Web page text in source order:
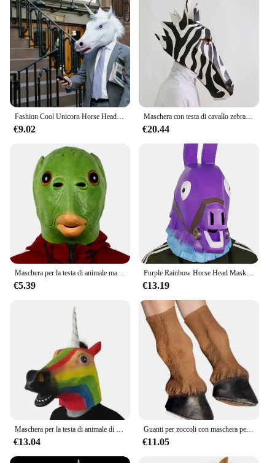
€9.02
Maschera con testa di cavallo zebrato per uomini e donne, stampo di carta 3D, modello animale, oggetti di scena cosplay di Halloween, abiti da festa, maschere artigianali fai-da-te
€20.44
€5.39
Purple Rainbow Horse Head Mask Costume Party Halloween spaventoso Horror Game Mask copricapo in lattice Spoof Props
€13.19
€13.04
Guanti per zoccoli con maschera per la testa di cavallo in gomma di lattice puntelli per costumi per adulti per feste di Halloween
€11.05